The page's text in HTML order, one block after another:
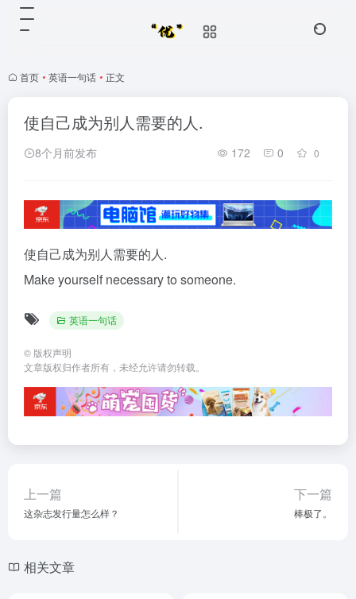
首页 • 英语一句话 • 正文
使自己成为别人需要的人.
8个月前发布 172 0 0
使自己成为别人需要的人.
Make yourself necessary to someone.
英语一句话
© 版权声明
文章版权归作者所有，未经允许请勿转载。
上一篇
这杂志发行量怎么样？
下一篇
棒极了。
相关文章